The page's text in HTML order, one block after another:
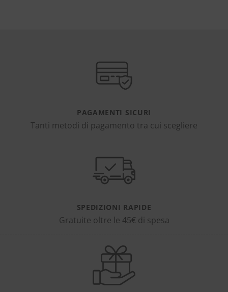
PAGAMENTI SICURI
Tanti metodi di pagamento tra cui scegliere
SPEDIZIONI RAPIDE
Gratuite oltre le 45€ di spesa